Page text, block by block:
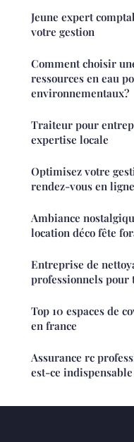
Jeune expert
votre gestion
Comment choisir
ressources en eau
environnementaux?
Traiteur pour
expertise locale
Optimisez votre
rendez-vous en ligne
Ambiance
location déco fête
Entreprise de
professionnels pour
Top 10 espaces de
en france
Assurance rc
est-ce indispensable